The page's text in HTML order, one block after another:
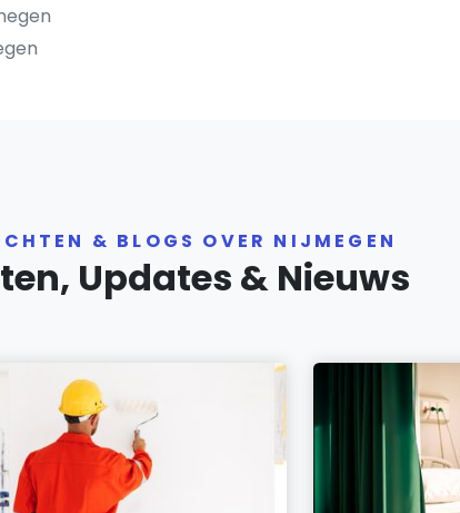
& BLOGS OVER NIJMEGEN
Updates & Nieuws